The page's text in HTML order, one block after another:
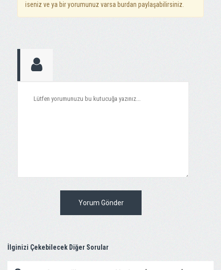
iseniz ve ya bir yorumunuz varsa burdan paylaşabilirsiniz.
Yorum Gönder
İlginizi Çekebilecek Diğer Sorular